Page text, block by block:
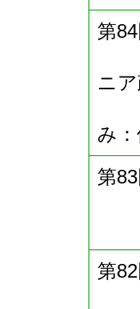
第
宮
ニ
「
み：
第
岩
「
第
神